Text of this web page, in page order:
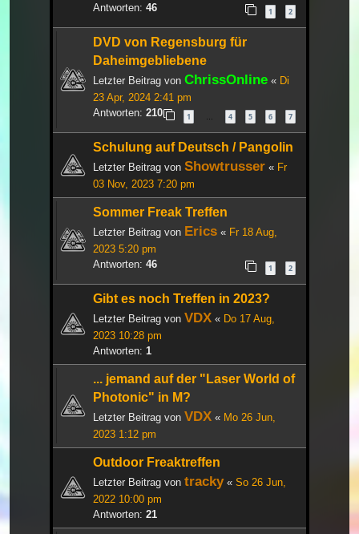
Antworten: 46 1 2
DVD von Regensburg für
Daheimgebliebene
Letzter Beitrag von ChrissOnline « Di
23 Apr, 2024 2:41 pm
Antworten: 210 1 … 4 5 6 7
Schulung auf Deutsch / Pangolin
Letzter Beitrag von Showtrusser « Fr
03 Nov, 2023 7:20 pm
Sommer Freak Treffen
Letzter Beitrag von Erics « Fr 18 Aug,
2023 5:20 pm
Antworten: 46 1 2
Gibt es noch Treffen in 2023?
Letzter Beitrag von VDX « Do 17 Aug,
2023 10:28 pm
Antworten: 1
... jemand auf der "Laser World of
Photonic" in M?
Letzter Beitrag von VDX « Mo 26 Jun,
2023 1:12 pm
Outdoor Freaktreffen
Letzter Beitrag von tracky« So 26 Jun,
2022 10:00 pm
Antworten: 21